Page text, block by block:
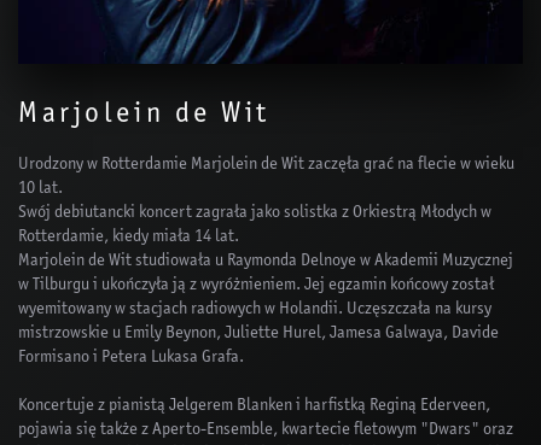
Marjolein de Wit
Urodzony w Rotterdamie Marjolein de Wit zaczęła grać na flecie w wieku
10 lat.
Swój debiutancki koncert zagrała jako solistka z Orkiestrą Młodych w
Rotterdamie, kiedy miała 14 lat.
Marjolein de Wit studiowała u Raymonda Delnoye w Akademii Muzycznej
w Tilburgu i ukończyła ją z wyróżnieniem. Jej egzamin końcowy został
wyemitowany w stacjach radiowych w Holandii. Uczęszczała na kursy
mistrzowskie u Emily Beynon, Juliette Hurel, Jamesa Galwaya, Davide
Formisano i Petera Lukasa Grafa.
Koncertuje z pianistą Jelgerem Blanken i harfistką Reginą Ederveen,
pojawia się także z Aperto-Ensemble, kwartecie fletowym "Dwars" oraz